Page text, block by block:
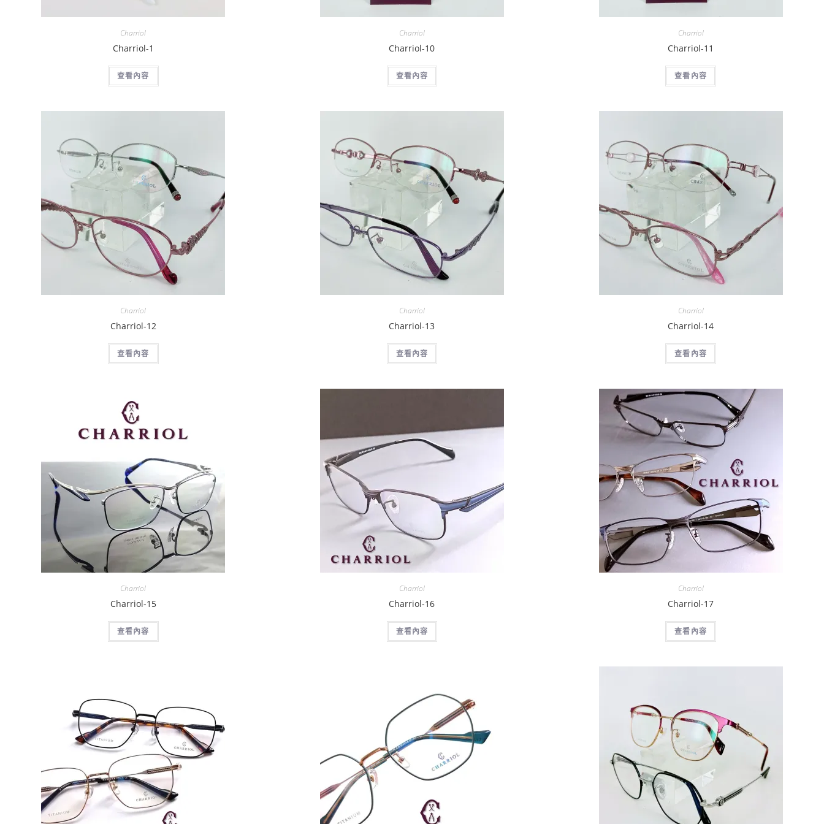
Charriol
Charriol-1
查看內容
Charriol
Charriol-10
查看內容
Charriol
Charriol-11
查看內容
Charriol
Charriol-12
查看內容
Charriol
Charriol-13
查看內容
Charriol
Charriol-14
查看內容
Charriol
Charriol-15
查看內容
Charriol
Charriol-16
查看內容
Charriol
Charriol-17
查看內容